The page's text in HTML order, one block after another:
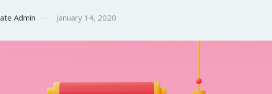
Admin January 14, 2020